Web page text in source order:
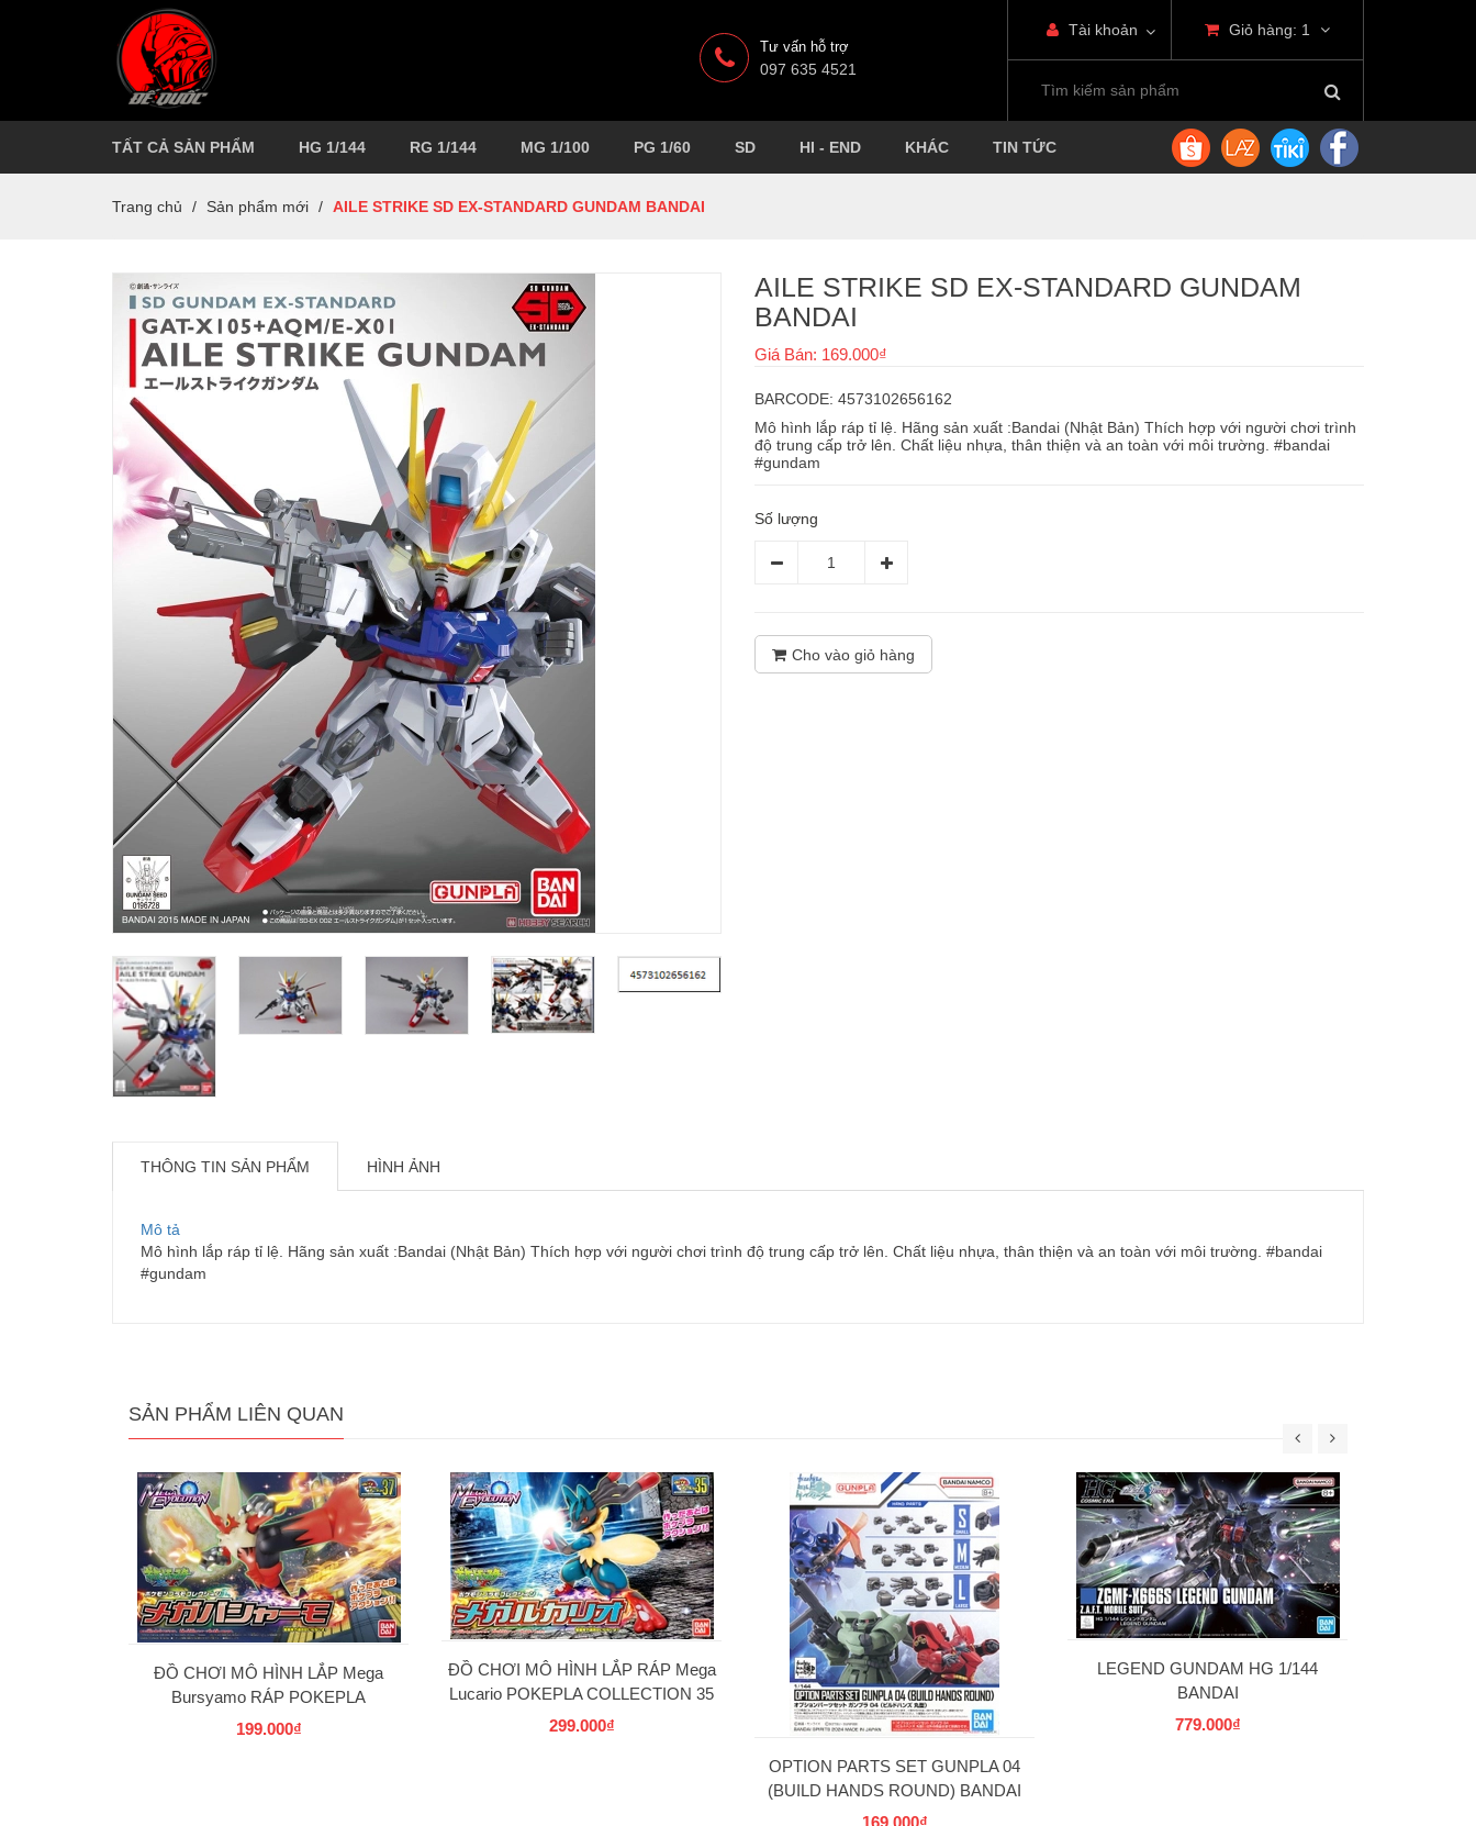
Tài khoản Giỏ hàng: 1
Tư vấn hỗ trợ
097 635 4521
TẤT CẢ SẢN PHẨM HG 1/144 RG 1/144 MG 1/100 PG 1/60 SD HI - END KHÁC TIN TỨC
Trang chủ / Sản phẩm mới / AILE STRIKE SD EX-STANDARD GUNDAM BANDAI
AILE STRIKE SD EX-STANDARD GUNDAM
BANDAI
Giá Bán: 169.000₫
BARCODE: 4573102656162
Mô hình lắp ráp tỉ lệ. Hãng sản xuất :Bandai (Nhật Bản) Thích hợp với người chơi trình
độ trung cấp trở lên. Chất liệu nhựa, thân thiện và an toàn với môi trường. #bandai
#gundam
Số lượng
Cho vào giỏ hàng
THÔNG TIN SẢN PHẨM HÌNH ẢNH
Mô tả
Mô hình lắp ráp tỉ lệ. Hãng sản xuất :Bandai (Nhật Bản) Thích hợp với người chơi trình độ trung cấp trở lên. Chất liệu nhựa, thân thiện và an toàn với môi trường. #bandai
#gundam
SẢN PHẨM LIÊN QUAN
ĐỒ CHƠI MÔ HÌNH LẮP Mega
Bursyamo RÁP POKEPLA
COLLECTION 37 SELECT SERIES
199.000₫
ĐỒ CHƠI MÔ HÌNH LẮP RÁP Mega
Lucario POKEPLA COLLECTION 35
SELECT SERIES BANDAI
299.000₫
OPTION PARTS SET GUNPLA 04
(BUILD HANDS ROUND) BANDAI
LEGEND GUNDAM HG 1/144
BANDAI
779.000₫